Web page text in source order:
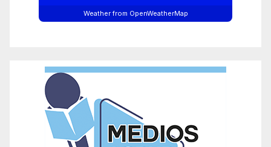
Weather from OpenWeatherMap